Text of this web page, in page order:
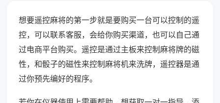
想要遥控麻将的第一步就是要购买一台可以控制的遥
控，可以联系客服，会给你购买渠道，也可以自己通
过电商平台购买。遥控是通过主板来控制麻将牌的磁
性，和骰子的磁性来控制麻将机来洗牌，遥控器是通
过你预先编好的程序。